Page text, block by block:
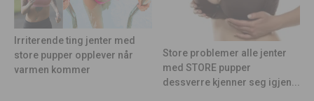
Irriterende ting jenter med
store pupper opplever når
varmen kommer
Store problemer alle jenter
med STORE pupper
dessverre kjenner seg igjen...